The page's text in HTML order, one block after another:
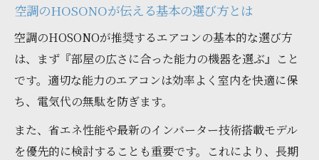
空調のHOSONOが伝える基本の選び方とは
空調のHOSONOが推奨するエアコンの基本的な選び方
は、まず『部屋の広さに合った能力の機器を選ぶ』こと
です。適切な能力のエアコンは効率よく室内を快適に保
ち、電気代の無駄を防ぎます。
また、省エネ性能や最新のインバーター技術搭載モデル
を優先的に検討することも重要です。これにより、長期